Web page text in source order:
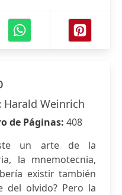
Harald Weinrich
de Páginas: 408
un arte de la
la mnemotecnia,
existir también
del olvido? Pero la